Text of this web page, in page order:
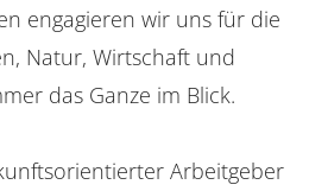
engagieren wir uns für die
Natur, Wirtschaft und
das Ganze im Blick.
Arbeitgeber